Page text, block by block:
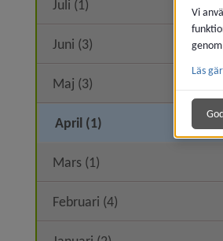
Juli (1)
Juni (3)
Maj (3)
April (1)
Mars (1)
Februari (4)
Vi
Läs